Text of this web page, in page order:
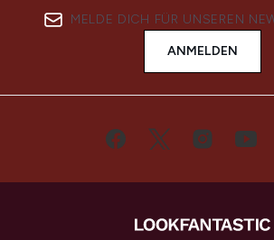
MELDE DICH FÜR UNSEREN
ANMELDEN